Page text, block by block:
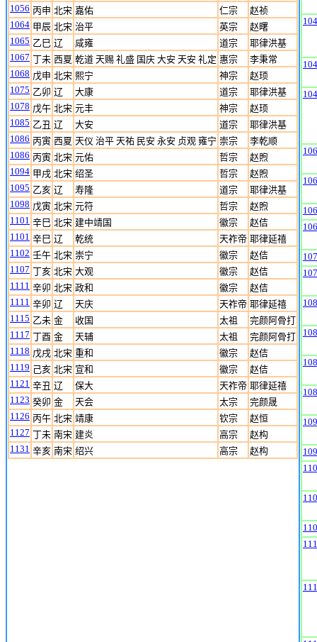
1056 丙申 北宋 嘉佑 仁宗
赵祯
1064 甲辰 北宋 治平 英宗
赵曙
1065 乙巳 辽 咸雍 道宗
耶律洪基
1067 丁未 西夏 乾道 天赐 礼盛 国庆 大安 天安 礼定 惠宗
李秉常
1068 戊申 北宋 熙宁 神宗
赵顼
1075 乙卯 辽 大康 道宗
耶律洪基
1078 戊午 北宋 元丰 神宗
赵顼
1085 乙丑 辽 大安 道宗
耶律洪基
1086 丙寅 西夏 天仪 治平 天祐 民安 永安 贞观 雍宁 崇宗
李乾顺
1086 丙寅 北宋 元佑 哲宗
赵煦
1094 甲戌 北宋 绍圣 哲宗
赵煦
1095 乙亥 辽 寿隆 道宗
耶律洪基
1098 戊寅 北宋 元符 哲宗
赵煦
1101 辛巳 北宋 建中靖国 徽宗
赵佶
1101 辛巳 辽 乾统 天祚帝 耶律延禧
1102 壬午 北宋 崇宁 徽宗
赵佶
1107 丁亥 北宋 大观 徽宗
赵佶
1111 辛卯 北宋 政和 徽宗
赵佶
1111 辛卯 辽 天庆 天祚帝 耶律延禧
1115 乙未 金 收国 太祖
完颜阿骨打
1117 丁酉 金 天辅 太祖
完颜阿骨打
1118 戊戌 北宋 重和 徽宗
赵佶
1119 己亥 北宋 宣和 徽宗
赵佶
1121 辛丑 辽 保大 天祚帝 耶律延禧
1123 癸卯 金 天会 太宗
完颜晟
1126 丙午 北宋 靖康 钦宗
赵恒
1127 丁未 南宋 建炎 高宗
赵构
1131 辛亥 南宋 绍兴 高宗 赵构